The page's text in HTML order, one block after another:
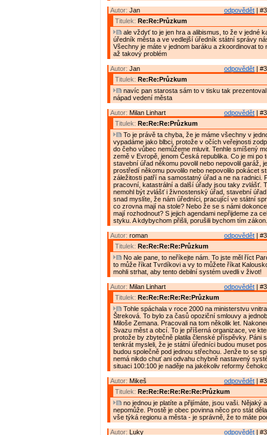
odpovědět |
Autor: Jan
Titulek: Re:Re:Průzkum
ale vždyť to je jen hra a alibismus, to že v jedné
úředník města a ve vedlejší úředník státní správy
Všechny je máte v jednom baráku a zkoordinovat to
až takový problém
odpovědět |
Autor: Jan
Titulek: Re:Re:Průzkum
navíc pan starosta sám to v tisku tak
nápad vedení města
odpovědět |
Autor: Milan Linhart
Titulek: Re:Re:Re:Průzkum
To je právě ta chyba, že je máme všechny v
vypadáme jako blbci, protože v očích veřejnosti
do čeho vůbec nemůžeme mluvit. Tenhle smíšený
země v Evropě, jenom Česká republika. Co je mi po
stavební úřad někomu povolil nebo nepovolil garáž,
prostředí někomu povolilo nebo nepovolilo pokácet
záležitosti patří na samostatný úřad a ne na radnici.
pracovní, katastrální a další úřady jsou taky zvlášť.
nemohl být zvlášť i živnostenský úřad, stavební
snad myslíte, že nám úředníci, pracující ve státní
co zrovna mají na stole? Nebo že se s námi
mají rozhodnout? S jejich agendami nepřijdeme za
styku. A kdybychom přišli, porušili bychom tím zákon.
odpovědět |
Autor: roman
Titulek: Re:Re:Re:Re:Průzkum
No ale pane, to neříkejte nám. To jste měl říct
to může říkat Tvrdíkovi a vy to můžete říkat
mohli strhat, aby tento debilní systém uvedli v život!
odpovědět |
Autor: Milan Linhart
Titulek: Re:Re:Re:Re:Re:Průzkum
Tohle spáchala v roce 2000 na ministerstvu
Štreková. To bylo za časů opoziční smlouvy a
Miloše Zemana. Pracovali na tom několik let.
Svazu měst a obcí. To je příšerná organizace, ve
protože by zbytečně platila členské příspěvky. Páni
tenkrát mysleli, že je státní úředníci budou muset
budou společně pod jednou střechou. Jenže to se
nemá nikdo chuť ani odvahu chybně nastavený
situaci 100:100 je naděje na jakékoliv reformy
odpovědět |
Autor: Mikeš
Titulek: Re:Re:Re:Re:Re:Re:Průzkum
no jednou je platíte a přijímáte, jsou vaši. Nějaký
nepomůže. Prostě je obec povinna něco pro stát
vše týká regionu a města - je správně, že to máte
odpovědět |
Autor: Luky